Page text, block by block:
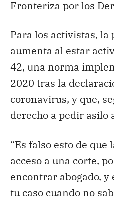
Fronteriza por los
Para los activistas, la
aumenta al estar
42, una norma
2020 tras la
coronavirus, y que,
derecho a pedir asilo
“Es falso esto de
acceso a una corte,
encontrar abogado,
tu caso cuando no